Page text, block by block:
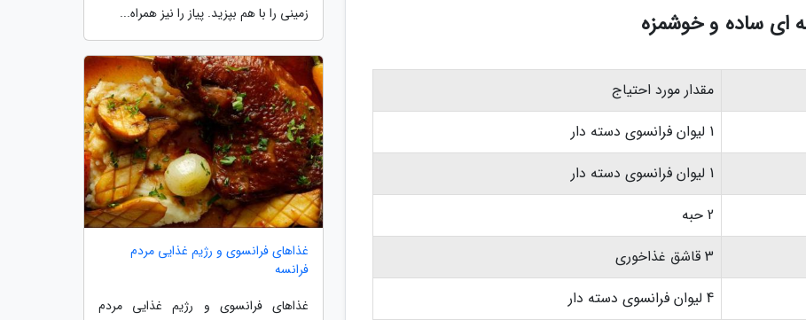
ای ساده و خوشمزه
مقدار مورد احتیاج
1 لیوان فرانسوی دسته دار
1 لیوان فرانسوی دسته دار
2 حبه
3 قاشق غذاخوری
4 لیوان فرانسوی دسته دار
زمینی را با هم بپزید. پیاز را نیز همراه...
غذاهای فرانسوی و رژیم غذایی مردم
فرانسه
غذاهای فرانسوی و رژیم غذایی مردم